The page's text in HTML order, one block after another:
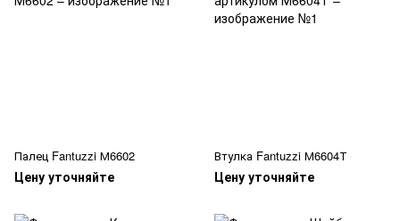
Палец Fantuzzi М6602
Цену уточняйте
Втулка Fantuzzi М6604Т
Цену уточняйте